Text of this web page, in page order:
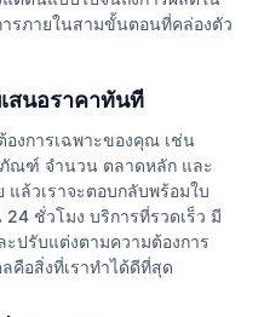
รภายในสามขั้นตอนที่คล่องตัว
สนอราคาทันที
องการเฉพาะของคุณ เช่น
ณฑ์ จำนวน ตลาดหลัก และ
แล้วเราจะตอบกลับพร้อมใบ
24 ชั่วโมง บริการที่รวดเร็ว มี
ปรับแต่งตามความต้องการ
คือสิ่งที่เราทำได้ดีที่สุด